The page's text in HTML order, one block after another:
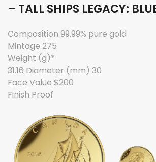
– TALL SHIPS LEGACY:
Composition 99.99% pure gold
Mintage 275
Weight (g)*
31.16 Diameter (mm) 30
Face Value $200
Finish Proof